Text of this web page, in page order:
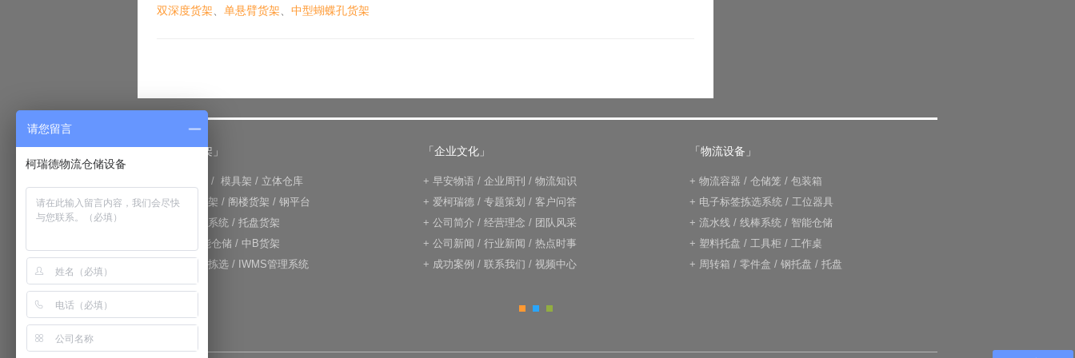
双深度货架 单悬臂货架 中型蝴蝶孔货架
「仓储货架」
/ 模具架 / 立体仓库
+重力式货架 / 阁楼货架 / 钢平台
仓库输送系统 / 托盘货架
RFID智能仓储 / 中B货架
电子标签拣选 / IWMS管理系统
「企业文化」
+ 早安物语 / 企业周刊 / 物流知识
+ 爱柯瑞德 / 专题策划 / 客户问答
+ 公司简介 / 经营理念 / 团队风采
+ 公司新闻 / 行业新闻 / 热点时事
+ 成功案例 / 联系我们 / 视频中心
「物流设备」
+ 物流容器 / 仓储笼 / 包装箱
+ 电子标签拣选系统 / 工位器具
+ 流水线 / 线棒系统 / 智能仓储
+ 塑料托盘 / 工具柜 / 工作桌
+ 周转箱 / 零件盒 / 钢托盘 / 托盘
请您留言
柯瑞德物流仓储设备